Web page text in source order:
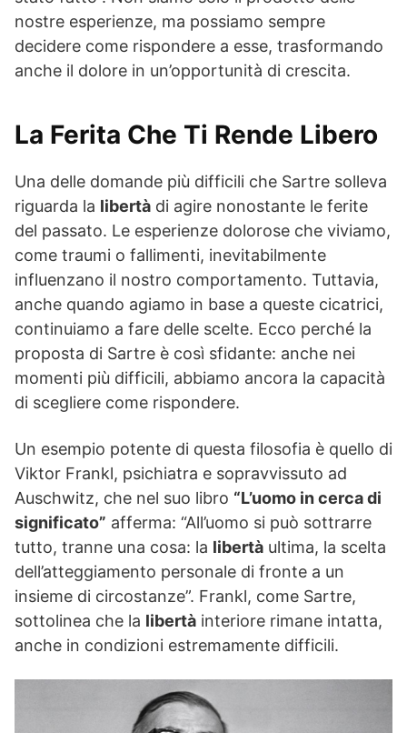
nostre esperienze, ma possiamo sempre
decidere come rispondere a esse, trasformando
anche il dolore in un’opportunità di crescita.
La Ferita Che Ti Rende Libero
Una delle domande più difficili che Sartre solleva
riguarda la libertà di agire nonostante le ferite
del passato. Le esperienze dolorose che viviamo,
come traumi o fallimenti, inevitabilmente
influenzano il nostro comportamento. Tuttavia,
anche quando agiamo in base a queste cicatrici,
continuiamo a fare delle scelte. Ecco perché la
proposta di Sartre è così sfidante: anche nei
momenti più difficili, abbiamo ancora la capacità
di scegliere come rispondere.
Un esempio potente di questa filosofia è quello di
Viktor Frankl, psichiatra e sopravvissuto ad
Auschwitz, che nel suo libro “L’uomo in cerca di
significato” afferma: “All’uomo si può sottrarre
tutto, tranne una cosa: la libertà ultima, la scelta
dell’atteggiamento personale di fronte a un
insieme di circostanze”. Frankl, come Sartre,
sottolinea che la libertà interiore rimane intatta,
anche in condizioni estremamente difficili.